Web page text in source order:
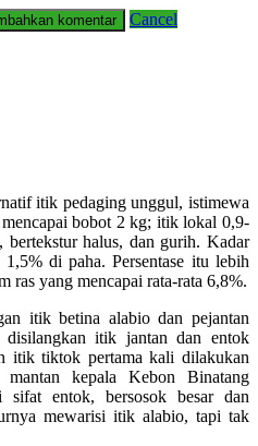
Cancel
itik pedaging unggul, istimewa
bobot 2 kg; itik lokal 0,9-
halus, dan gurih. Kadar
di paha. Persentase itu lebih
ras yang mencapai rata-rata 6,8%.
itik betina alabio dan pejantan
itik jantan dan entok
itik tiktok pertama kali dilakukan
kepala Kebon Binatang
entok, bersosok besar dan
mewarisi itik alabio, tapi tak